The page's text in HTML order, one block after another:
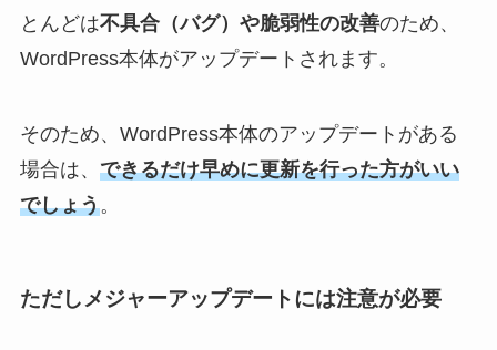
とんどは不具合（バグ）や脆弱性の改善のため、
WordPress本体がアップデートされます。
そのため、WordPress本体のアップデートがある
場合は、 できるだけ早めに更新を行った方がいい
でしょう。
ただしメジャーアップデートには注意が必要